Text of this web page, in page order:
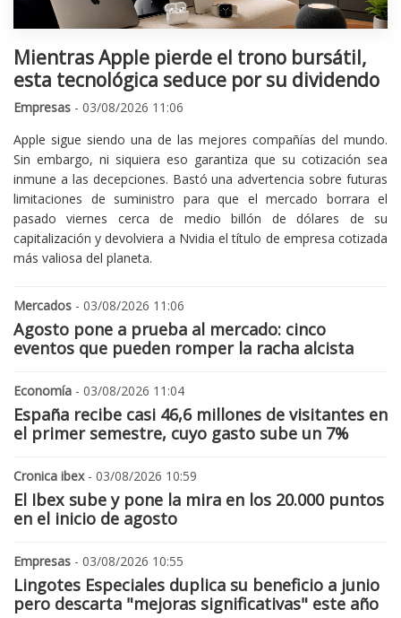
Mientras Apple pierde el trono bursátil,
esta tecnológica seduce por su dividendo
Empresas - 03/08/2026 11:06
Apple sigue siendo una de las mejores compañías del mundo.
Sin embargo, ni siquiera eso garantiza que su cotización sea
inmune a las decepciones. Bastó una advertencia sobre futuras
limitaciones de suministro para que el mercado borrara el
pasado viernes cerca de medio billón de dólares de su
capitalización y devolviera a Nvidia el título de empresa cotizada
más valiosa del planeta.
Mercados - 03/08/2026 11:06
Agosto pone a prueba al mercado: cinco
eventos que pueden romper la racha alcista
Economía - 03/08/2026 11:04
España recibe casi 46,6 millones de visitantes en
el primer semestre, cuyo gasto sube un 7%
Cronica ibex- 03/08/2026 10:59
El Ibex sube y pone la mira en los 20.000 puntos
en el inicio de agosto
Empresas - 03/08/2026 10:55
Lingotes Especiales duplica su beneficio a junio
pero descarta "mejoras significativas" este año